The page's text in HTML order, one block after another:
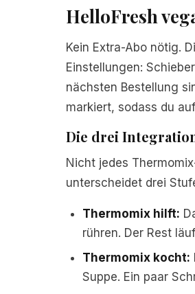
HelloFresh
Kein Extra-Abo nötig.
Einstellungen:
nächsten Bestellung
markiert, sodass du
Die drei
Nicht jedes
unterscheidet drei
Thermomix hilft:
rühren. Der Rest
Thermomix kocht:
Suppe. Ein paar